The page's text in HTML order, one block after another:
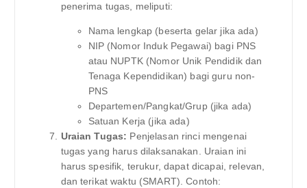
penerima tugas, meliputi:
Nama lengkap (beserta gelar jika ada)
NIP (Nomor Induk Pegawai) bagi PNS
atau NUPTK (Nomor Unik Pendidik dan
Tenaga Kependidikan) bagi guru non-
PNS
Departemen/Pangkat/Grup (jika ada)
Satuan Kerja (jika ada)
Uraian Tugas: Penjelasan rinci mengenai
tugas yang harus dilaksanakan. Uraian ini
harus spesifik, terukur, dapat dicapai, relevan,
dan terikat waktu (SMART). Contoh: